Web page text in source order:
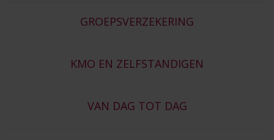
GROEPSVERZEKERING
KMO EN ZELFSTANDIGEN
VAN DAG TOT DAG